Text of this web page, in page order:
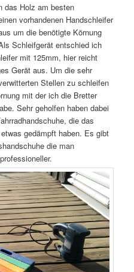
das Holz am besten
vorhandenen Handschleifer
um die benötigte Körnung
Schleifgerät entschied ich
mit 125mm, hier reicht
Gerät aus. Um die sehr
Stellen zu schleifen
mit der ich die Bretter
Sehr geholfen haben dabei
die das
gedämpft haben. Es gibt
die man